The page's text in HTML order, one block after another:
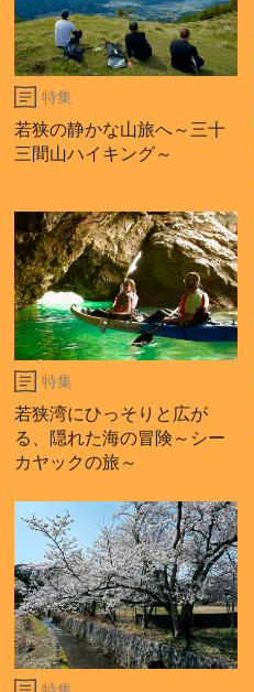
特集
若狭の静かな山旅へ～三十
三間山ハイキング～
特集
若狭湾にひっそりと広が
る、隠れた海の冒険～シー
カヤックの旅～